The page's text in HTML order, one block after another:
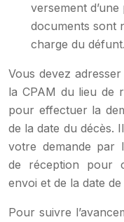
versement
documents sont
charge du défunt.
Vous devez
la CPAM du lieu de
pour effectuer la
de la date du décès.
votre demande par
de réception pour
envoi et de la date
Pour suivre